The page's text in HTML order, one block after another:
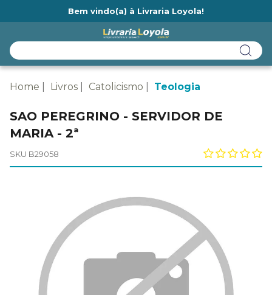
Bem vindo(a) à Livraria Loyola!
Home Livros Catolicismo Teologia
SAO PEREGRINO - SERVIDOR DE
MARIA - 2ª
SKU B29058